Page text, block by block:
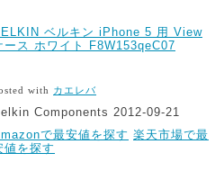
ベルキン iPhone 5 用 View
ース ホワイト F8W153qeC07
with カエレバ
Components 2012-09-21
で最安値を探す 楽天市場で最
値を探す